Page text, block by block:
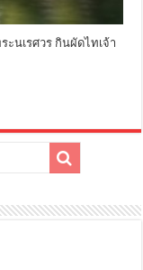
นเรศวร กินผัดไทเจ้า